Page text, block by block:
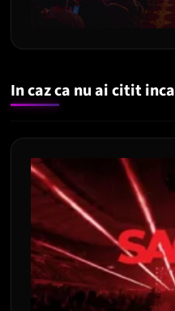
In caz ca nu ai citit inca